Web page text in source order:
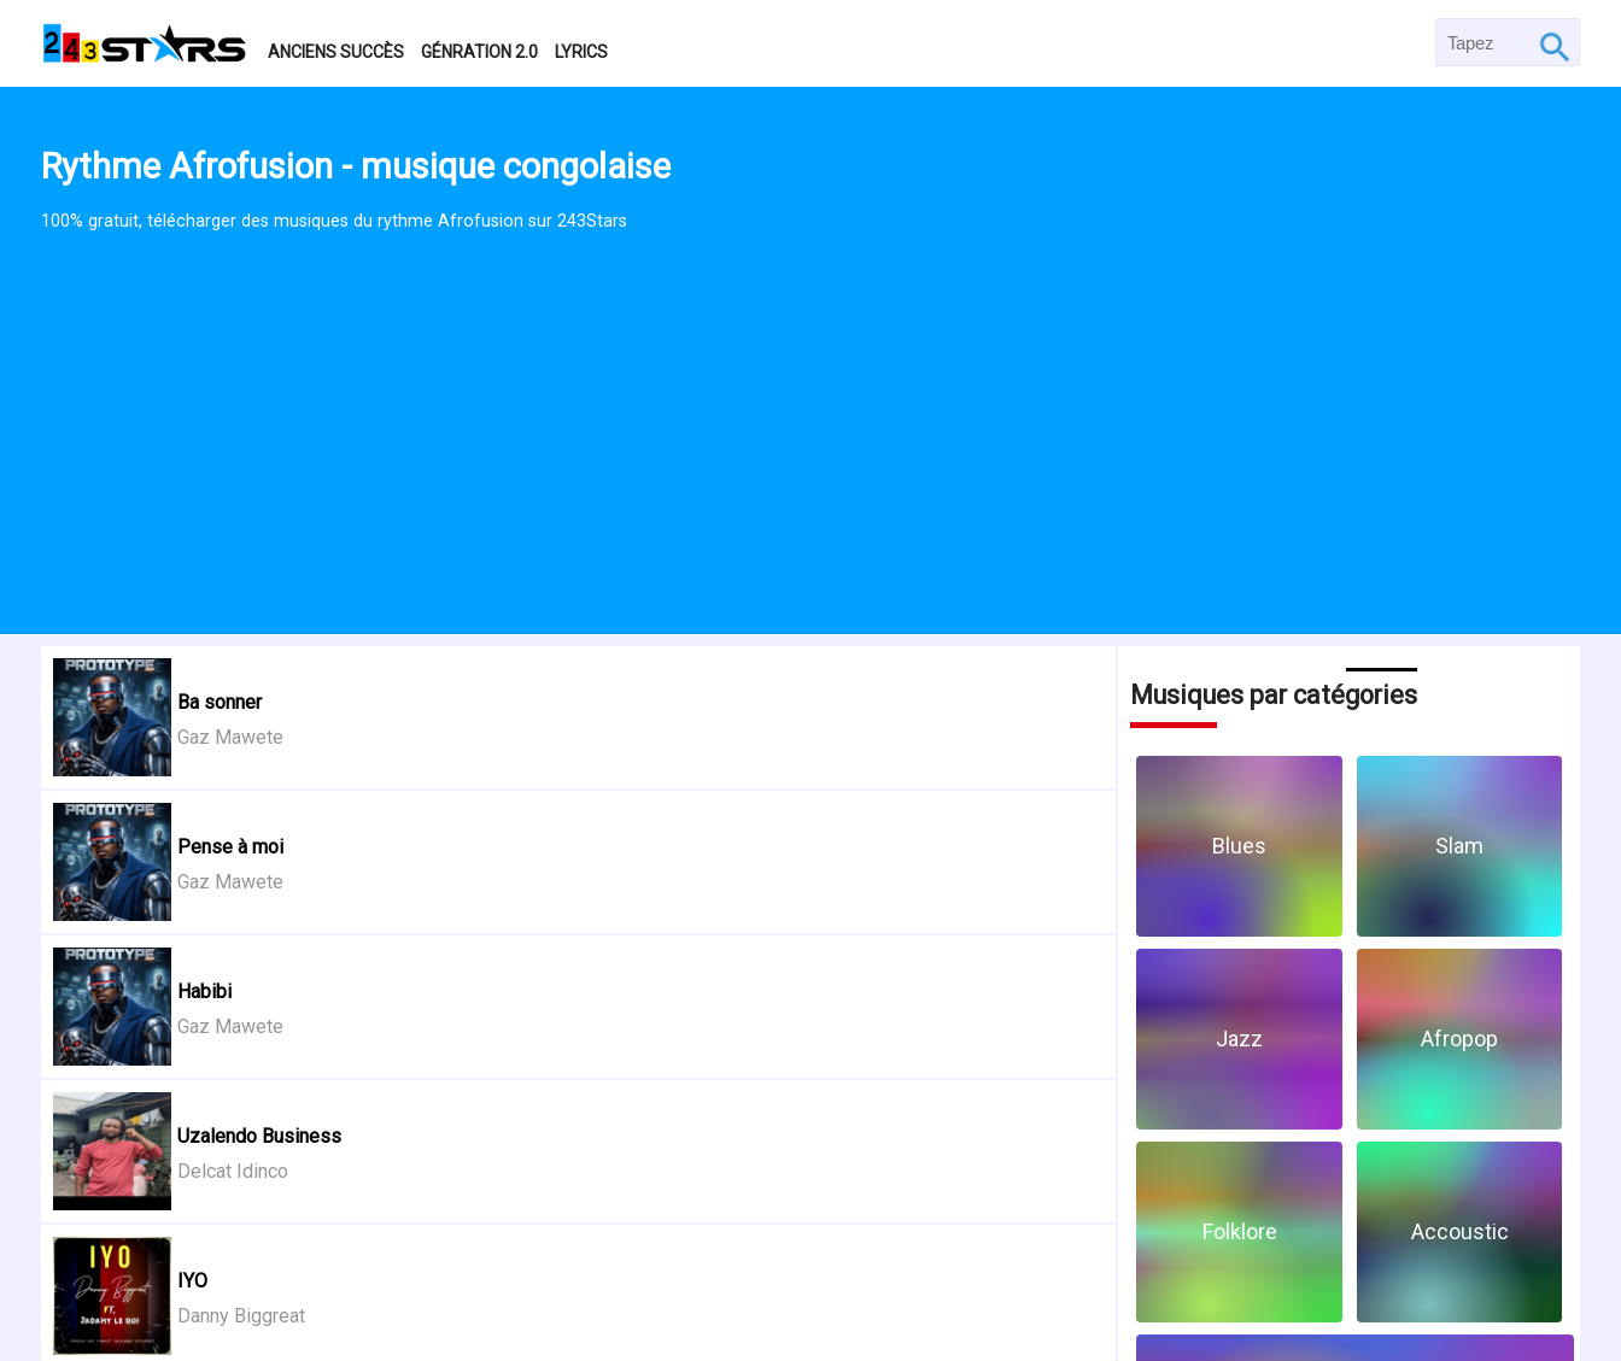
ANCIENS SUCCÈS GÉNRATION 2.0 LYRICS
Rythme Afrofusion - musique congolaise
100% gratuit, télécharger des musiques du rythme Afrofusion sur 243Stars
Ba sonner
Gaz Mawete
Pense à moi
Gaz Mawete
Habibi
Gaz Mawete
Uzalendo Business
Delcat Idinco
IYO
Danny Biggreat
Musiques par catégories
Blues Slam
Jazz Afropop
Folklore Accoustic